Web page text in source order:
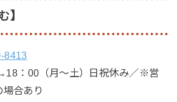
】
8413
：00（月～土）日祝休み／※営
合あり